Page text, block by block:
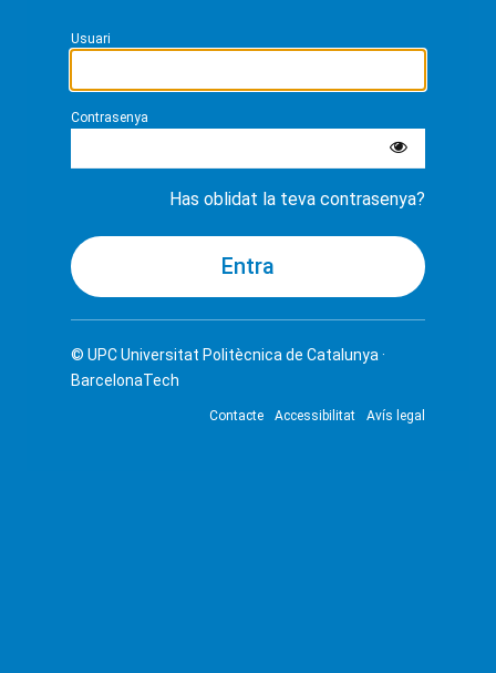
Usuari
Contrasenya
Has oblidat la teva contrasenya?
© UPCUniversitat Politècnica de Catalunya ·
BarcelonaTech
Contacte Accessibilitat Avís legal